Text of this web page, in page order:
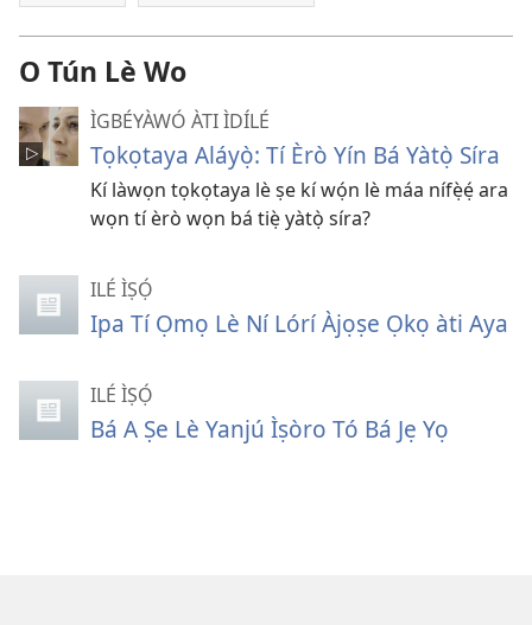
O Tún Lè Wo
ÌGBÉYÀWÓ ÀTI ÌDÍLÉ
Tọkọtaya Aláyọ̀: Tí Èrò Yín Bá Yàtọ̀ Síra
Kí làwọn tọkọtaya lè ṣe kí wọ́n lè máa nífẹ̀ẹ́ ara
wọn tí èrò wọn bá tiẹ̀ yàtọ̀ síra?
ILÉ ÌṢỌ́
Ipa Tí Ọmọ Lè Ní Lórí Àjọṣe Ọkọ àti Aya
ILÉ ÌṢỌ́
Bá A Ṣe Lè Yanjú Ìṣòro Tó Bá Jẹ Yọ